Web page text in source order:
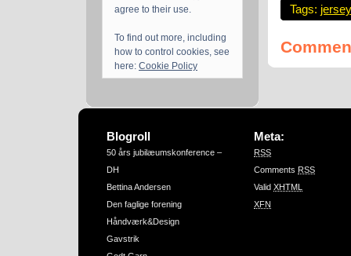
agree to their use.
To find out more, including
how to control cookies, see
here: Cookie Policy
Tags:
Blogroll
50 års jubilæumskonference –
DH
Bettina Andersen
Den faglige forening
Håndværk&Design
Gavstrik
Meta:
RSS
Comments RSS
Valid XHTML
XFN